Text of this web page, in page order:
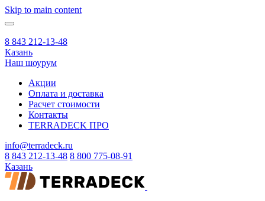
Skip to main content
8 843 212-13-48
Казань
Наш шоурум
Акции
Оплата и доставка
Расчет стоимости
Контакты
TERRADECK ПРО
info@terradeck.ru
8 843 212-13-48 8 800 775-08-91
Казань